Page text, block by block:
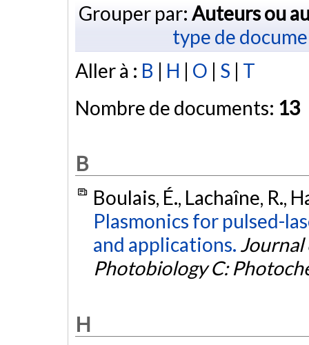
Grouper par: Auteurs ou
type de
Aller à : B | H | O | S | T
Nombre de documents: 13
B
Boulais, É., Lachaîne, R.,
Plasmonics for pulsed-
and applications. Journal
Photobiology C:
H